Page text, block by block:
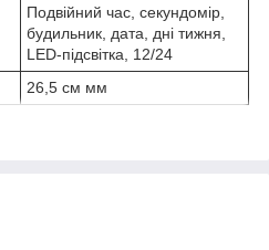
Подвійний час, секундомір,
будильник, дата, дні тижня,
LED-підсвітка, 12/24
26,5 см мм